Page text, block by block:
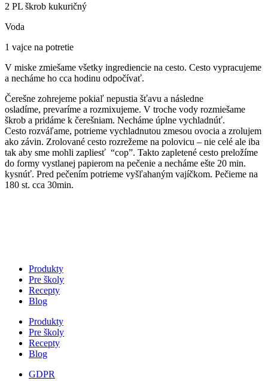
2 PL škrob kukuričný
Voda
1 vajce na potretie
V miske zmiešame všetky ingrediencie na cesto. Cesto vypracujeme
a necháme ho cca hodinu odpočívať.
Čerešne zohrejeme pokiaľ nepustia šťavu a následne
osladíme, prevaríme a rozmixujeme. V troche vody rozmiešame
škrob a pridáme k čerešniam. Necháme úplne vychladnúť.
Cesto rozváľame, potrieme vychladnutou zmesou ovocia a zrolujem
ako závin. Zrolované cesto rozrežeme na polovicu – nie celé ale iba
tak aby sme mohli zapliesť “cop”. Takto zapletené cesto preložíme
do formy vystlanej papierom na pečenie a necháme ešte 20 min.
kysnúť. Pred pečením potrieme vyšľahaným vajíčkom. Pečieme na
180 st. cca 30min.
Produkty
Pre školy
Recepty
Blog
Produkty
Pre školy
Recepty
Blog
GDPR